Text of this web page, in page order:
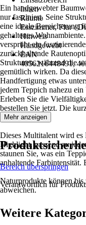
Innen
Räume
Esszimmer, Flur /
Hinweis
Handgewebt
EAN
4056216448491,
Ein handgewebter
nur fasziniert. Seine
eine ideale Bereicherung
gehaltenes
versprüht ein
zurückhaltende
Strukturen, während die
gemütlich wirken. Da
Handfertigung etwas
jedem Teppich nahezu
Erleben Sie die
bestellen Sie jetzt. Die
größer.
Dieses Multitalent wird es
Highlight, passend zu
staunen Sie, was ein
anhaltende
Naturprodukte können
abweichen.
Mehr anzeigen
Bereich überspringen
Verantwortlich für
Weitere